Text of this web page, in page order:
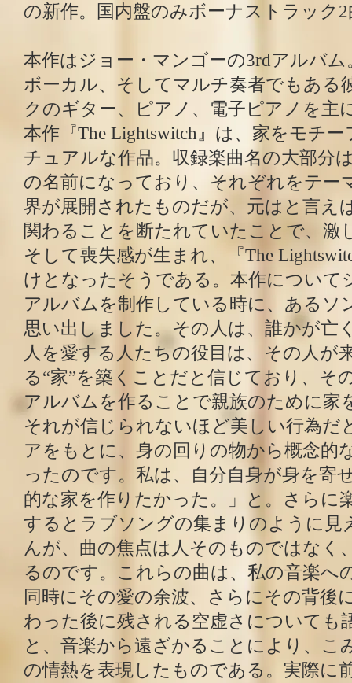
の新作。国内盤のみボーナストラック
本作はジョー・マンゴーの3rdアルバ
ボーカル、そしてマルチ奏者でもある
クのギター、ピアノ、電子ピアノを主
本作『The Lightswitch』は、家をモチ
チュアルな作品。収録楽曲名の大部分
の名前になっており、それぞれをテー
界が展開されたものだが、元はと言え
関わることを断たれていたことで、激
そして喪失感が生まれ、『The
けとなったそうである。本作について
アルバムを制作している時に、あるソ
思い出しました。その人は、誰かが亡
人を愛する人たちの役目は、その人が
る“家”を築くことだと信じており、そ
アルバムを作ることで親族のために家
それが信じられないほど美しい行為だ
アをもとに、身の回りの物から概念的
ったのです。私は、自分自身が身を寄
的な家を作りたかった。」と。さらに
するとラブソングの集まりのように見
んが、曲の焦点は人そのものではなく
るのです。これらの曲は、私の音楽へ
同時にその愛の余波、さらにその背後
わった後に残される空虚さについても
と、音楽から遠ざかることにより、こ
の情熱を表現したものである。実際に